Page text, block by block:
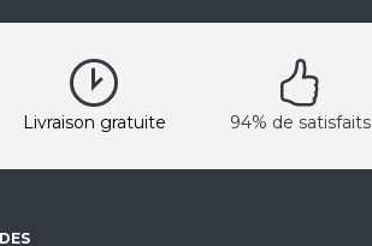
Livraison gratuite 94% de satisfaits